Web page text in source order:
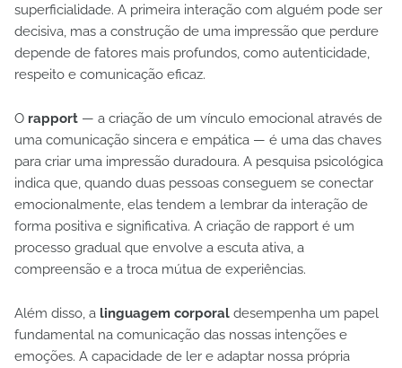
superficialidade. A primeira interação com alguém pode ser
decisiva, mas a construção de uma impressão que perdure
depende de fatores mais profundos, como autenticidade,
respeito e comunicação eficaz.
O rapport — a criação de um vínculo emocional através de
uma comunicação sincera e empática — é uma das chaves
para criar uma impressão duradoura. A pesquisa psicológica
indica que, quando duas pessoas conseguem se conectar
emocionalmente, elas tendem a lembrar da interação de
forma positiva e significativa. A criação de rapport é um
processo gradual que envolve a escuta ativa, a
compreensão e a troca mútua de experiências.
Além disso, a linguagem corporal desempenha um papel
fundamental na comunicação das nossas intenções e
emoções. A capacidade de ler e adaptar nossa própria